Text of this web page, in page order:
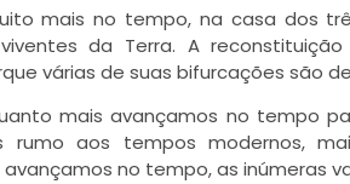
mais no tempo, na casa dos
da Terra. A
várias de suas bifurcações são
mais avançamos no tempo
rumo aos tempos modernos,
no tempo, as inúmeras